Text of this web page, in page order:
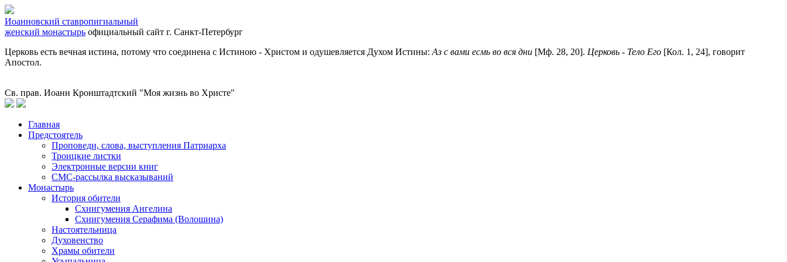
Иоанновский ставропигиальный
женский монастырь официальный сайт г. Санкт-Петербург
Церковь есть вечная истина, потому что соединена с Истиною - Христом и одушевляется Духом Истины: Аз с вами есмь во вся дни [Мф. 28, 20]. Церковь - Тело Его [Кол. 1, 24], говорит
Апостол.
Св. прав. Иоанн Кронштадтский "Моя жизнь во Христе"
Главная
Предстоятель
Проповеди, слова, выступления Патриарха
Троицкие листки
Электронные версии книг
СМС-рассылка высказываний
Монастырь
История обители
Схиигумения Ангелина
Схиигумения Серафима (Волошина)
Настоятельница
Духовенство
Храмы обители